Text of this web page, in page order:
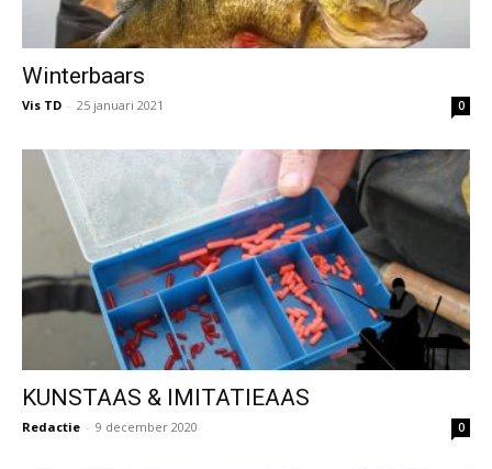
Winterbaars
Vis TD - 25 januari 2021 0
KUNSTAAS & IMITATIEAAS
Redactie - 9 december 2020 0